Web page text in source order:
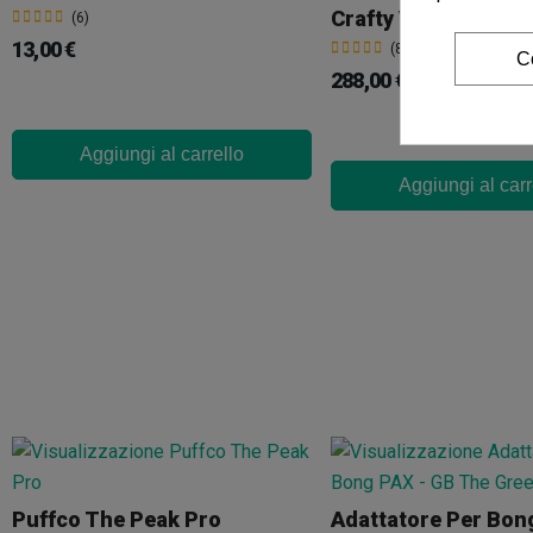
(6)
13,00 €
Aggiungi al carrello
(8)
288,00 € -20%
Aggiungi al
Puffco The Peak Pro Adattatore Per